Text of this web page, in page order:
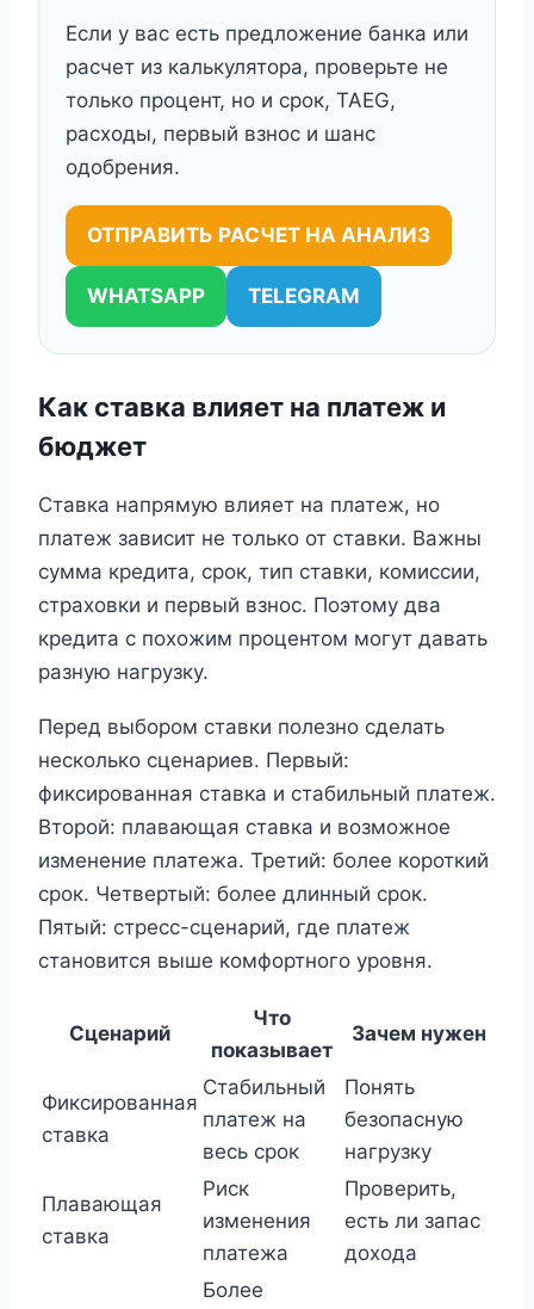
Если у вас есть предложение банка или
расчет из калькулятора, проверьте не
только процент, но и срок, TAEG,
расходы, первый взнос и шанс
одобрения.
ОТПРАВИТЬ РАСЧЕТ НА АНАЛИЗ
WHATSAPP TELEGRAM
Как ставка влияет на платеж и
бюджет
Ставка напрямую влияет на платеж, но
платеж зависит не только от ставки. Важны
сумма кредита, срок, тип ставки, комиссии,
страховки и первый взнос. Поэтому два
кредита с похожим процентом могут давать
разную нагрузку.
Перед выбором ставки полезно сделать
несколько сценариев. Первый:
фиксированная ставка и стабильный платеж.
Второй: плавающая ставка и возможное
изменение платежа. Третий: более короткий
срок. Четвертый: более длинный срок.
Пятый: стресс-сценарий, где платеж
становится выше комфортного уровня.
Сценарий
Что
показывает
Зачем нужен
Фиксированная
ставка
Стабильный
платеж на
весь срок
Понять
безопасную
нагрузку
Плавающая
ставка
Риск
изменения
платежа
Проверить,
есть ли запас
дохода
Более